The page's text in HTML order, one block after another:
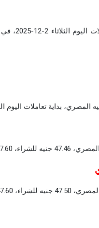
استقر سعر
اليوم الثلاثاء 2-12-2025، في بعض البنوك
جنيه للبيع.
جنيه للبيع.